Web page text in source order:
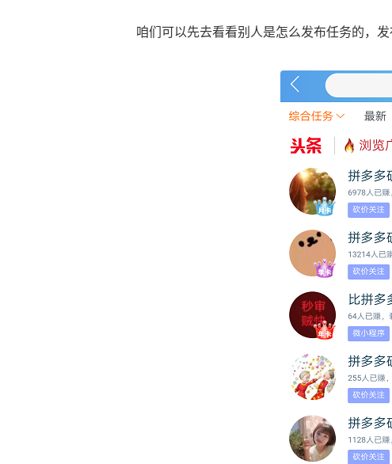
咱们可以先去看看别人是怎么发布任务的，发